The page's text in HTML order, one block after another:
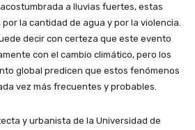
a lluvias fuertes, estas
la cantidad de agua y por la violencia.
decir con certeza que este evento
con el cambio climático, pero los
global predicen que estos fenómenos
vez más frecuentes y probables.
y urbanista de la Universidad de